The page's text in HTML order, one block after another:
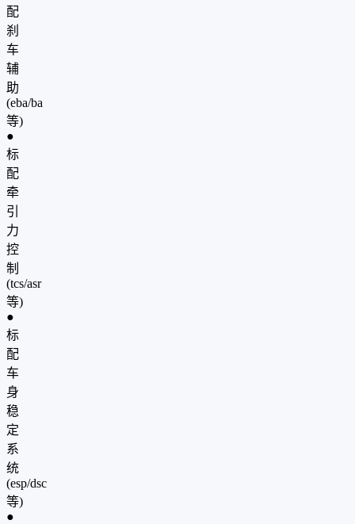
配
刹
车
辅
助
(eba/ba
等)
●
标
配
牵
引
力
控
制
(tcs/asr
等)
●
标
配
车
身
稳
定
系
统
(esp/dsc
等)
●